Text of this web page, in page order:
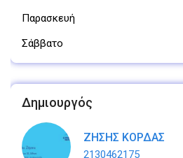
Παρασκευή
Σάββατο
Δημιουργός
ΖΗΣΗΣ ΚΟΡΔΑΣ
2130462175